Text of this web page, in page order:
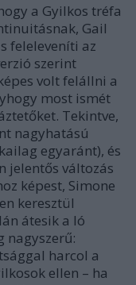
a Gyilkos tréfa
Gail
feleleveníti az
szerint
volt felállni a
most ismét
Tekintve,
nagyhatású
egyaránt), és
jelentős változás
képest, Simone
keresztül
átesik a ló
nagyszerű:
harcol a
ellen – ha